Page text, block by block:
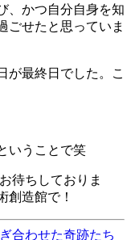
、かつ自分自身を知
ごせたと思っていま
が最終日でした。こ
いうことで笑
待ちしておりま
創造館で！
合わせた奇跡たち